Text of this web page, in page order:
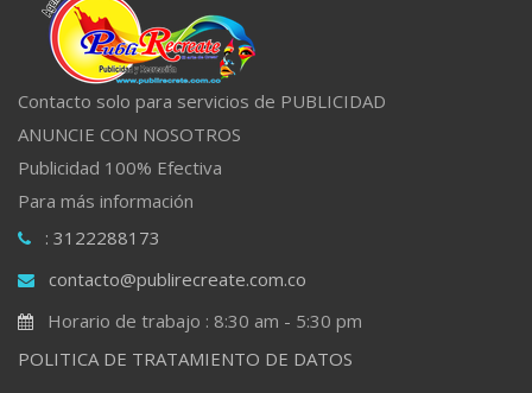
Contacto solo para servicios de PUBLICIDAD
ANUNCIE CON NOSOTROS
Publicidad 100% Efectiva
Para más información
: 3122288173
contacto@publirecreate.com.co
Horario de trabajo : 8:30 am - 5:30 pm
POLITICA DE TRATAMIENTO DE DATOS